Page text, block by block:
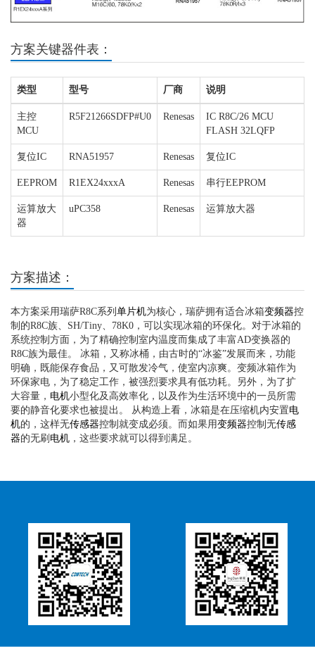
方案关键器件表：
类型 型号 厂商 说明
主控
MCU
R5F21266SDFP#U0 Renesas
IC R8C/26 MCU
FLASH 32LQFP
复位IC RNA51957 Renesas 复位IC
EEPROM R1EX24xxxA Renesas 串行EEPROM
运算放大
器
uPC358 Renesas 运算放大器
方案描述：
本方案采用瑞萨R8C系列 单片机为核心，瑞萨拥有适合冰箱变频器控
制的R8C族、SH/Tiny、78K0，可以实现冰箱的环保化。对于冰箱的
系统控制方面，为了精确控制室内温度而集成了丰富AD变换器的
R8C族为最佳。 冰箱，又称冰桶，由古时的“冰鉴”发展而来，功能
明确，既能保存食品，又可散发冷气，使室内凉爽。变频冰箱作为
环保家电，为了稳定工作，被强烈要求具有低功耗。另外，为了扩
大容量， 电机小型化及高效率化，以及作为生活环境中的一员所需
要的静音化要求也被提出。 从构造上看，冰箱是在压缩机内安置电
机的，这样无传感器控制就变成必须。而如果用变频器控制无传感
器的无刷 电机 ，这些要求就可以得到满足。